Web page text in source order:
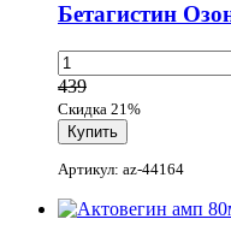
Бетагистин
439
Скидка 21%
Артикул: az-44164